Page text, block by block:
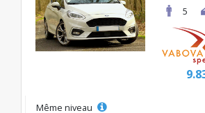
5
Même niveau